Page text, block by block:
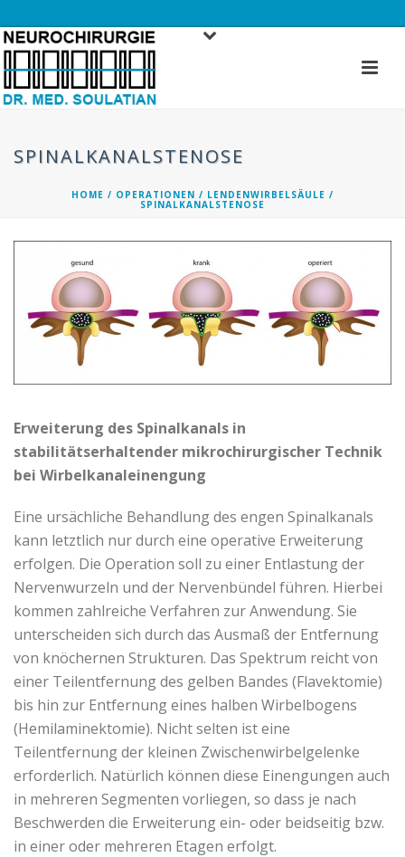
SPINALKANALSTENOSE
HOME / OPERATIONEN / LENDENWIRBELSÄULE /
SPINALKANALSTENOSE
Erweiterung des Spinalkanals in
stabilitätserhaltender mikrochirurgischer Technik
bei Wirbelkanaleinengung
Eine ursächliche Behandlung des engen Spinalkanals
kann letztlich nur durch eine operative Erweiterung
erfolgen. Die Operation soll zu einer Entlastung der
Nervenwurzeln und der Nervenbündel führen. Hierbei
kommen zahlreiche Verfahren zur Anwendung. Sie
unterscheiden sich durch das Ausmaß der Entfernung
von knöchernen Strukturen. Das Spektrum reicht von
einer Teilentfernung des gelben Bandes (Flavektomie)
bis hin zur Entfernung eines halben Wirbelbogens
(Hemilaminektomie). Nicht selten ist eine
Teilentfernung der kleinen Zwischenwirbelgelenke
erforderlich. Natürlich können diese Einengungen auch
in mehreren Segmenten vorliegen, so dass je nach
Beschwerden die Erweiterung ein- oder beidseitig bzw.
in einer oder mehreren Etagen erfolgt.